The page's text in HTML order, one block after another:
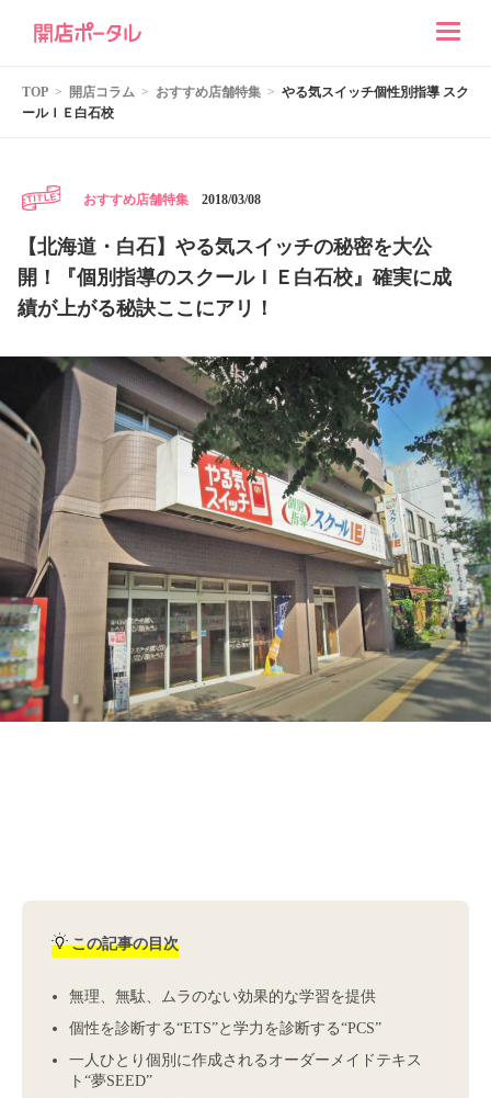
TOP 開店コラム おすすめ店舗特集
やる気スイッチ個性別指導 スク
ールＩＥ白石校
おすすめ店舗特集 2018/03/08
【北海道・白石】やる気スイッチの秘密を大公
開！『個別指導のスクールＩＥ白石校』確実に成
績が上がる秘訣ここにアリ！
この記事の目次
無理、無駄、ムラのない効果的な学習を提供
個性を診断する“ETS”と学力を診断する“PCS”
一人ひとり個別に作成されるオーダーメイドテキス
ト“夢SEED”